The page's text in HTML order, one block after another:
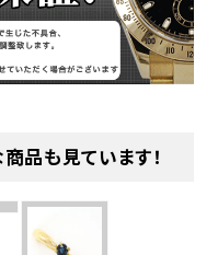
品も見ています！